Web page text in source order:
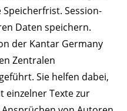
Session-
Daten speichern.
der Kantar Germany
Zentralen
Sie helfen dabei,
einzelner Texte zur